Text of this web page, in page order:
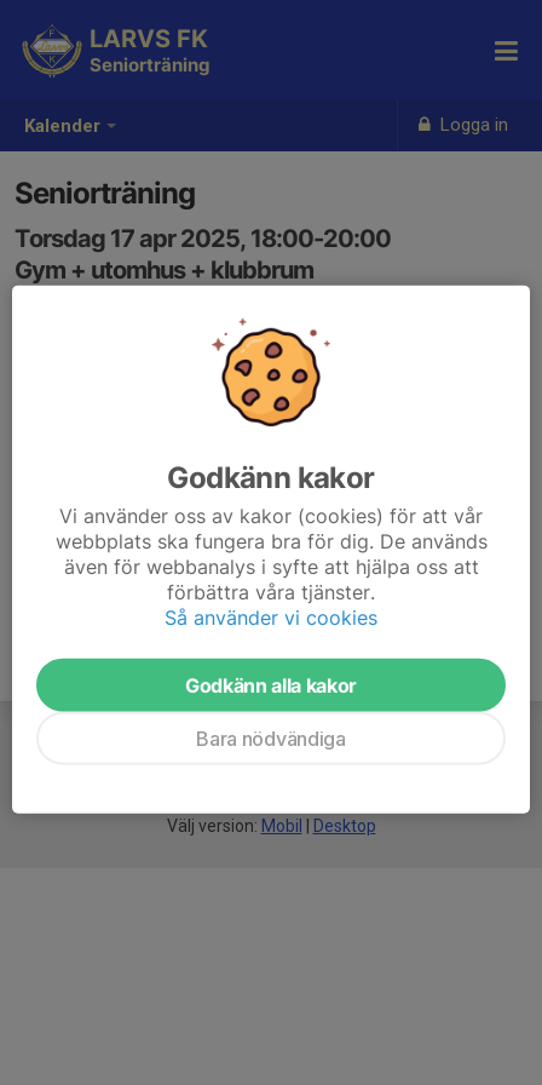
Kalender Logga in
LARVS FK
Seniorträning
Seniorträning
Torsdag 17 apr 2025, 18:00-20:00
Gym + utomhus + klubbrum
Välj version: Mobil Desktop
Godkänn kakor
Vi använder oss av kakor (cookies) för att vår
webbplats ska fungera bra för dig. De används
även för webbanalys i syfte att hjälpa oss att
förbättra våra tjänster.
Så använder vi cookies
Godkänn alla kakor
Bara nödvändiga